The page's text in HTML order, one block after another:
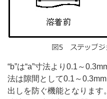
“b”は“a”寸法より0.1～
法は隙間として0.1～
出しを防ぐ機能となります。